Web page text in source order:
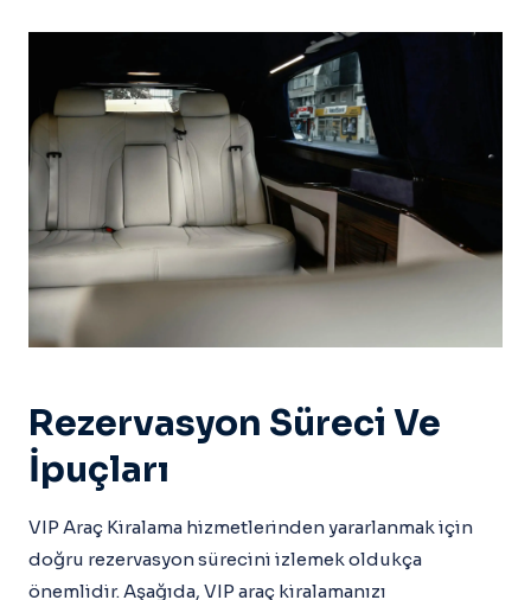
Rezervasyon Süreci Ve
İpuçları
VIP Araç Kiralama hizmetlerinden yararlanmak için
doğru rezervasyon sürecini izlemek oldukça
önemlidir. Aşağıda, VIP araç kiralamanızı